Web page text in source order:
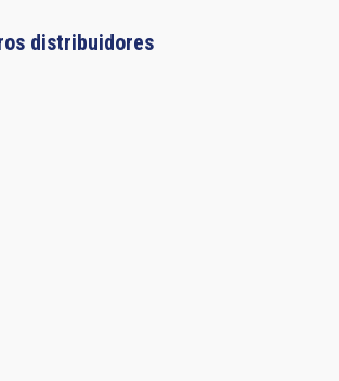
distribuidores